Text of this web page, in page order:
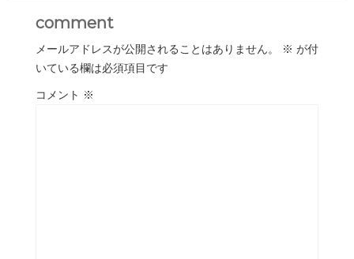
comment
メールアドレスが公開されることはありません。 ※ が付
いている欄は必須項目です
コメント ※